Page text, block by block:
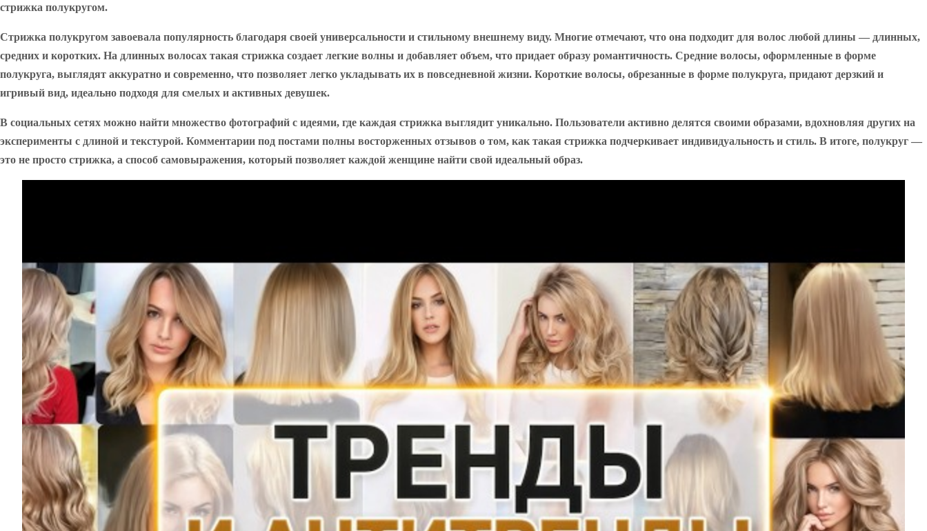
стрижка полукругом.
Стрижка полукругом завоевала популярность благодаря своей универсальности и стильному внешнему виду. Многие отмечают, что она подходит для волос любой длины — длинных,
средних и коротких. На длинных волосах такая стрижка создает легкие волны и добавляет объем, что придает образу романтичность. Средние волосы, оформленные в форме
полукруга, выглядят аккуратно и современно, что позволяет легко укладывать их в повседневной жизни. Короткие волосы, обрезанные в форме полукруга, придают дерзкий и
игривый вид, идеально подходя для смелых и активных девушек.
В социальных сетях можно найти множество фотографий с идеями, где каждая стрижка выглядит уникально. Пользователи активно делятся своими образами, вдохновляя других на
эксперименты с длиной и текстурой. Комментарии под постами полны восторженных отзывов о том, как такая стрижка подчеркивает индивидуальность и стиль. В итоге, полукруг —
это не просто стрижка, а способ самовыражения, который позволяет каждой женщине найти свой идеальный образ.